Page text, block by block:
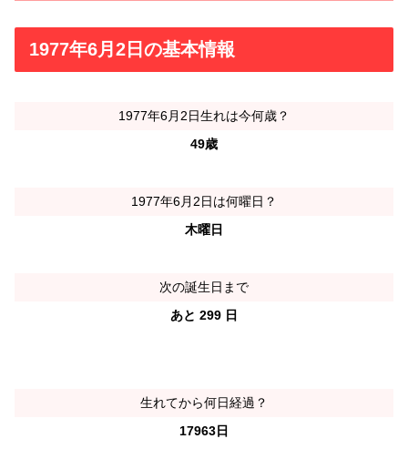
1977年6月2日の基本情報
1977年6月2日生れは今何歳？
49歳
1977年6月2日は何曜日？
木曜日
次の誕生日まで
あと 299 日
生れてから何日経過？
17963日